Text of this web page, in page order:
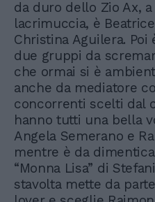
da duro dello Zio Ax,
lacrimuccia, è
Christina Aguilera.
due gruppi da
che ormai si è
anche da mediatore
concorrenti scelti dal
hanno tutti una bella
Angela Semerano e
mentre è da
“Monna Lisa” di
stavolta mette da